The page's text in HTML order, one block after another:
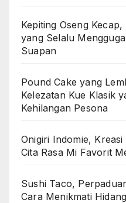
Kepiting Oseng
yang Selalu
Suapan
Pound Cake yang
Kelezatan Kue Klasik
Kehilangan Pesona
Onigiri Indomie,
Cita Rasa Mi Favorit
Sushi Taco,
Cara Menikmati